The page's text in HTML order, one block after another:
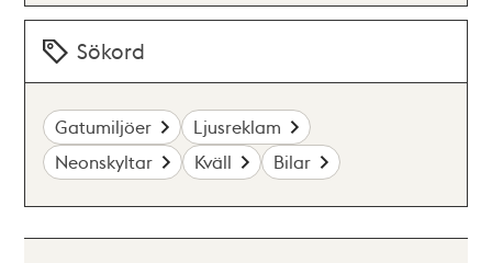
Sökord
Gatumiljöer
Ljusreklam
Neonskyltar
Kväll Bilar